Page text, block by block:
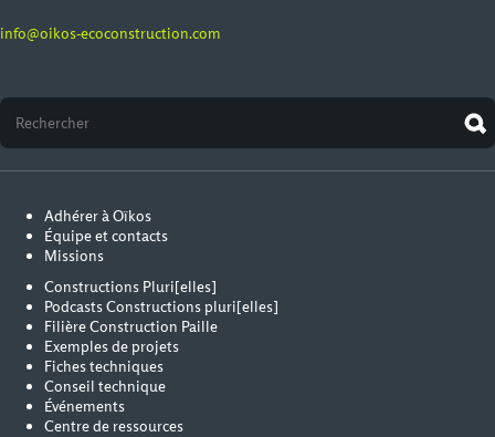
info@oikos-ecoconstruction.com
Adhérer à Oïkos
Équipe et contacts
Missions
Constructions Pluri[elles]
Podcasts Constructions pluri[elles]
Filière Construction Paille
Exemples de projets
Fiches techniques
Conseil technique
Événements
Centre de ressources